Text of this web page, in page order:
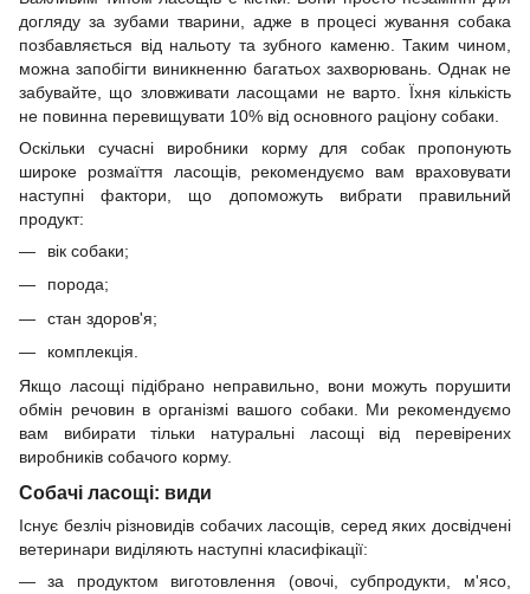
догляду за зубами тварини, адже в процесі жування собака
позбавляється від нальоту та зубного каменю. Таким чином,
можна запобігти виникненню багатьох захворювань. Однак не
забувайте, що зловживати ласощами не варто. Їхня кількість
не повинна перевищувати 10% від основного раціону собаки.
Оскільки сучасні виробники корму для собак пропонують
широке розмаїття ласощів, рекомендуємо вам враховувати
наступні фактори, що допоможуть вибрати правильний
продукт:
вік собаки;
порода;
стан здоров'я;
комплекція.
Якщо ласощі підібрано неправильно, вони можуть порушити
обмін речовин в організмі вашого собаки. Ми рекомендуємо
вам вибирати тільки натуральні ласощі від перевірених
виробників собачого корму.
Собачі ласощі: види
Існує безліч різновидів собачих ласощів, серед яких досвідчені
ветеринари виділяють наступні класифікації:
за продуктом виготовлення (овочі, субпродукти, м'ясо,